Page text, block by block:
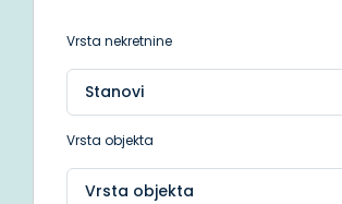
Vrsta nekretnine
Vrsta objekta